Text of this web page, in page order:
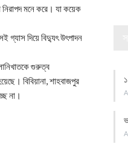
নিরাপদ মনে করে। যা কয়েক
গ্যাস দিয়ে বিদ্যুৎ উৎপাদন
গুরুত্ব
বিবিয়ানা, শাহবাজপুর
না।